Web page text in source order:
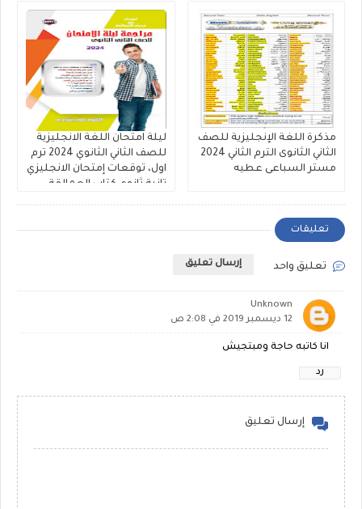
مذكرة اللغة الإنجليزية للصف
الثاني الثانوى الترم الثاني 2024
مستر السباعى عطيه
ليلة امتحان اللغة الانجليزية
للصف الثاني الثانوي 2024 ترم
اول، توقعات إمتحان الانجليزي
تانية ثانوي كتاب العمالقة
تعليقات
تعليق واحد إرسال تعليق
Unknown
12 ديسمبر 2019 في 2:08 ص
انا كاتبه حاجة ومبتجيش
رد
إرسال تعليق